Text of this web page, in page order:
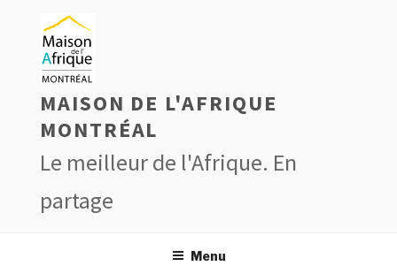
contenu
principal
MAISON DE L'AFRIQUE
MONTRÉAL
Le meilleur de l'Afrique. En
partage
Menu